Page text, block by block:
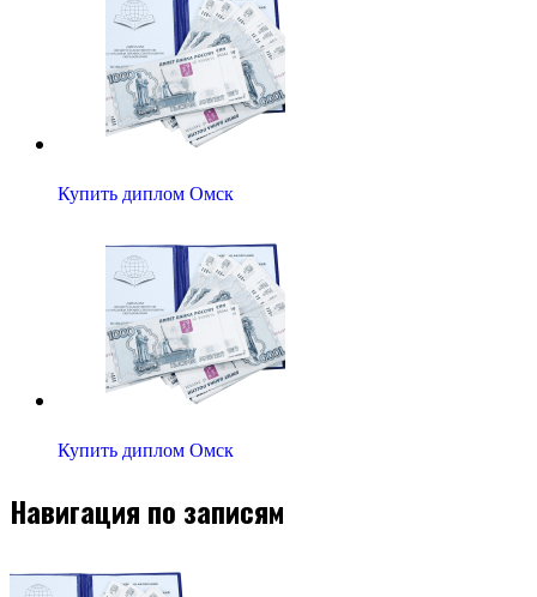
Купить диплом Омск
Купить диплом Омск
Навигация по записям